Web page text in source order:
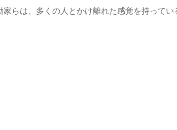
らは、多くの人とかけ離れた感覚を持ってい